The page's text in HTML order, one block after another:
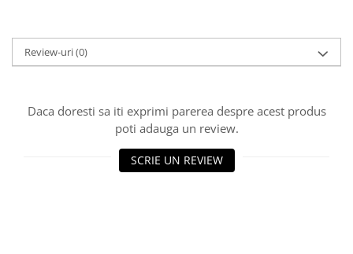
Review-uri(0)
Daca doresti sa iti exprimi parerea despre acest produs
poti adauga un review.
SCRIE UN REVIEW